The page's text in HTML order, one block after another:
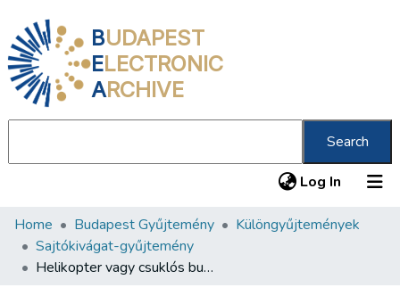
BUDAPEST
ELECTRONIC
ARCHIVE
Search
Log In (current)
Communities & Collections
All of DSpace
Home Budapest Gyűjtemény
Különgyűjtemények
Sajtókivágat-gyűjtemény
Helikopter vagy csuklós busz